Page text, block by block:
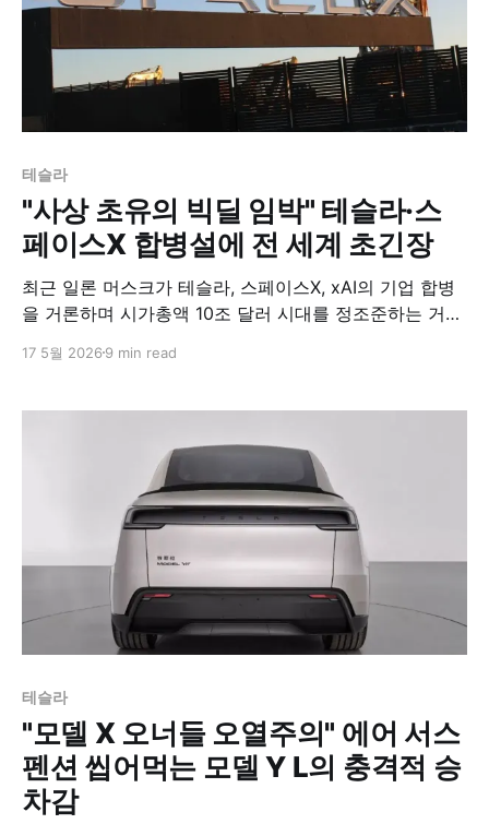
테슬라
"사상 초유의 빅딜 임박" 테슬라·스
페이스X 합병설에 전 세계 초긴장
최근 일론 머스크가 테슬라, 스페이스X, xAI의 기업 합병
을 거론하며 시가총액 10조 달러 시대를 정조준하는 거대
상을 장악한 가운데, 반도체 거물 인수 및 금융 서비스 엑
제 지형에 전례 없는 지각변동을 일으키고 있다.
17 5월 2026 9 min read
테슬라
"모델 X 오너들 오열주의" 에어 서스
펜션 씹어먹는 모델 Y L의 충격적 승
차감